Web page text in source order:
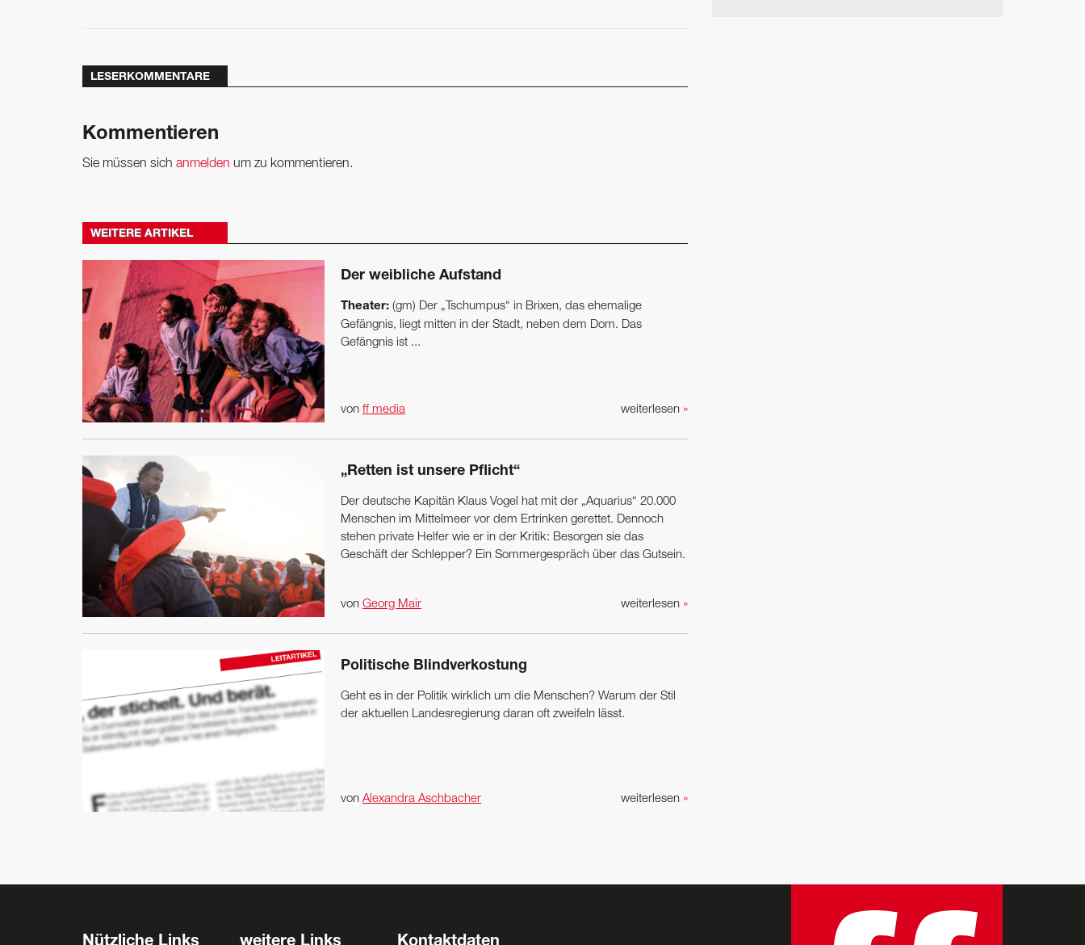
LESERKOMMENTARE
Kommentieren
Sie müssen sich anmelden um zu kommentieren.
WEITERE ARTIKEL
Der weibliche Aufstand
Theater: (gm) Der „Tschumpus“ in Brixen, das ehemalige
Gefängnis, liegt mitten in der Stadt, neben dem Dom. Das
Gefängnis ist ...
weiterlesen »
von ff media
„Retten ist unsere Pflicht“
Der deutsche Kapitän Klaus Vogel hat mit der „Aquarius“ 20.000
Menschen im Mittelmeer vor dem Ertrinken gerettet. Dennoch
stehen private Helfer wie er in der Kritik: Besorgen sie das
Geschäft der Schlepper? Ein Sommer­gespräch über das Gutsein.
weiterlesen »
von Georg Mair
Politische Blindverkostung
Geht es in der Politik wirklich um die Menschen? Warum der Stil
der aktuellen Landesregierung daran oft zweifeln lässt.
weiterlesen »
von Alexandra Aschbacher